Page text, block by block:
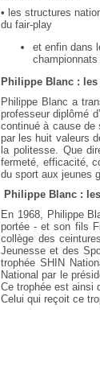
• les structures
du fair-play
et enfin dans
Philippe Blanc :
Philippe Blanc a
professeur diplômé
continué à cause de
par les huit valeurs
la politesse. Que
fermeté, efficacité,
du sport aux jeunes
Philippe Blanc :
En 1968, Philippe
portée - et son fils
collège des
Jeunesse et des
trophée SHIN
National par le
Ce trophée est ainsi
Celui qui reçoit ce